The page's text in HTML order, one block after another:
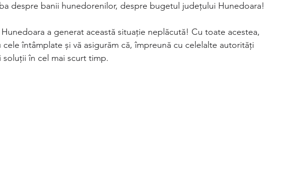
despre banii hunedorenilor, despre bugetul județului Hunedoara!
a generat această situație neplăcută! Cu toate acestea,
întâmplate și vă asigurăm că, împreună cu celelalte autorități
în cel mai scurt timp.